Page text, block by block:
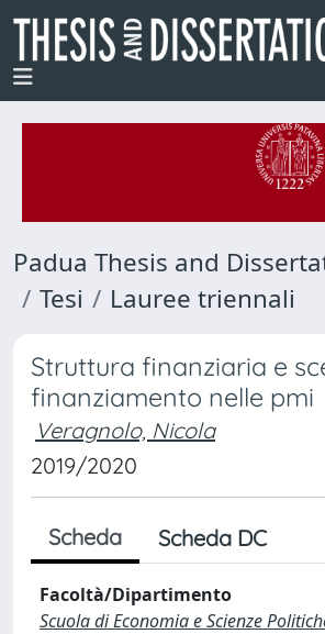
Padua Thesis and
Tesi
Lauree triennali
Struttura finanziaria e
finanziamento nelle pmi
Veragnolo, Nicola
2019/2020
Scheda Scheda DC
Facoltà/Dipartimento
Scuola di Economia e Scienze